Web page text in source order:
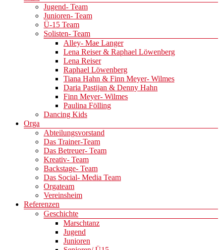
Jugend- Team
Junioren- Team
Ü-15 Team
Solisten- Team
Alley- Mae Langer
Lena Reiser & Raphael Löwenberg
Lena Reiser
Raphael Löwenberg
Tiana Hahn & Finn Meyer- Wilmes
Daria Pastijan & Denny Hahn
Finn Meyer- Wilmes
Paulina Fölling
Dancing Kids
Orga
Abteilungsvorstand
Das Trainer-Team
Das Betreuer- Team
Kreativ- Team
Backstage- Team
Das Social- Media Team
Orgateam
Vereinsheim
Referenzen
Geschichte
Marschtanz
Jugend
Junioren